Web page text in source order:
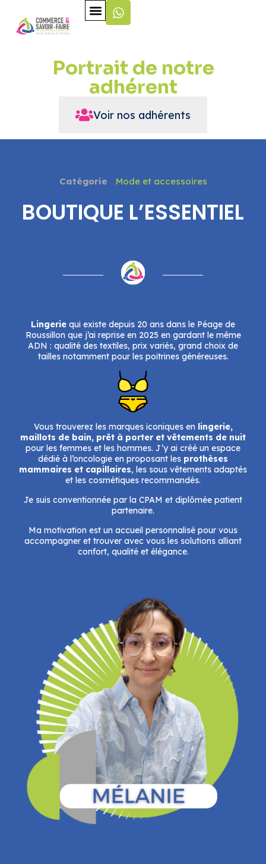
Portrait de notre
adhérent
Voir nos adhérents
Catégorie Mode et accessoires
BOUTIQUE L’ESSENTIEL
Lingerie qui existe depuis 20 ans dans le Péage de
Roussillon que j’ai reprise en 2025 en gardant le même
ADN : qualité des textiles, prix variés, grand choix de
tailles notamment pour les poitrines généreuses.
Vous trouverez les marques iconiques enlingerie,
maillots de bain, prêt à porter et vêtements de nuit
pour les femmes et les hommes. J’y ai créé un espace
dédié à l’oncologie en proposant les prothèses
mammaires et capillaires, les sous vêtements adaptés
et les cosmétiques recommandés.
Je suis conventionnée par la CPAM et diplômée patient
partenaire.
Ma motivation est un accueil personnalisé pour vous
accompagner et trouver avec vous les solutions alliant
confort, qualité et élégance.